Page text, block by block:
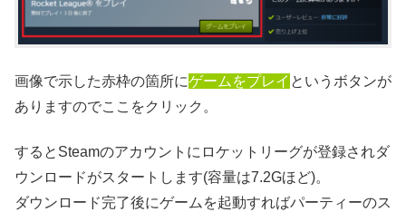
画像で示した赤枠の箇所にゲームをプレイ というボタンが
ありますのでここをクリック。
するとSteamのアカウントにロケットリーグが登録されダ
ウンロードがスタートします(容量は7.2Gほど)。
ダウンロード完了後にゲームを起動すればパーティーのス